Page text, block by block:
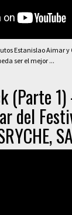
Estanislao Aimar
ser el mejor ...
(Parte 1)
del